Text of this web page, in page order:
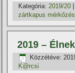
Kategória: 2019/20
zártkapus mérkőzés
2019 –
Közzétéve:
K@rcsi